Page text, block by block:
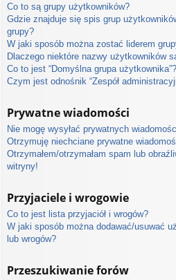
Co to są grupy użytkowników?
Gdzie znajduje się spis grup
grupy?
W jaki sposób można zostać liderem
Dlaczego niektóre nazwy użytkowników
Co to jest “Domyślna grupa użytkownika”?
Czym jest odnośnik “Zespół
Prywatne wiadomości
Nie mogę wysyłać prywatnych
Otrzymuję niechciane prywatne
Otrzymałem/otrzymałam spam lub
witryny!
Przyjaciele i wrogowie
Co to jest lista przyjaciół i wrogów?
W jaki sposób można dodawać/usuwać
lub wrogów?
Przeszukiwanie forów